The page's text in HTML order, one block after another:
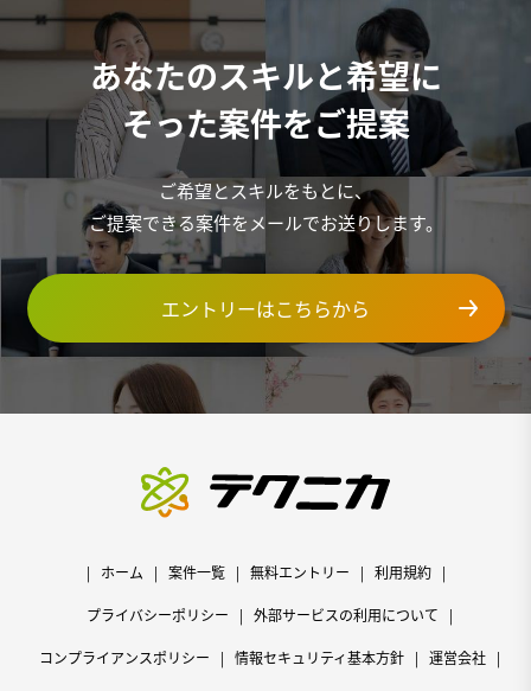
あなたのスキルと希望に
そった案件をご提案
ご希望とスキルをもとに、
ご提案できる案件をメールでお送りします。
エントリーはこちらから
ホーム 案件一覧 無料エントリー 利用規約
プライバシーポリシー 外部サービスの利用について
コンプライアンスポリシー 情報セキュリティ基本方針 運営会社